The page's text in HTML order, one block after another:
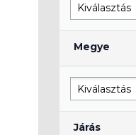
Megye
Járás